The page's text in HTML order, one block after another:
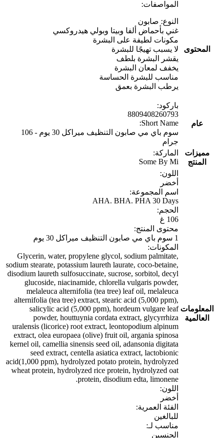
المحتوى
المواصفات:
النوع: صابون
غني بأحماض ألفا وبيتا وبولي هيدروكسي
مكونات لطيفة على البشرة
لا يسبب تهيجًا للبشرة
يقشر البشرة بلطف
يخفف لمعان البشرة
مناسب للبشرة الحساسة
يرطب البشرة بعمق
عام
باركود:
8809408260793
Short Name:
سوم باي مي صابون التنظيف ميراكل 30 يوم - 106
جرام
مميزات
المنتج
الماركة:
Some By Mi
المعلومات
العالمية
اللون:
أخضر
اسم المجموعة:
AHA. BHA. PHA 30 Days
الحجم:
106 غ
محتوى المنتج:
1 سوم باي مي صابون التنظيف ميراكل 30 يوم
المكونات:
Glycerin, water, propylene glycol, sodium palmitate,
sodium stearate, potassium laureth laurate, coco-betaine,
disodium laureth sulfosuccinate, sucrose, sorbitol, decyl
glucoside, niacinamide, chlorella vulgaris powder,
melaleuca alternifolia (tea tree) leaf oil, melaleuca
alternifolia (tea tree) extract, stearic acid (5,000 ppm),
salicylic acid (5,000 ppm), hordeum vulgare leaf
powder, houttuynia cordata extract, glycyrrhiza
uralensis (licorice) root extract, leontopodium alpinum
extract, olea europaea (olive) fruit oil, argania spinosa
kernel oil, camellia sinensis seed oil, adansonia digitata
seed extract, centella asiatica extract, lactobionic
acid(1,000 ppm), hydrolyzed potato protein, hydrolyzed
wheat protein, hydrolyzed rice protein, hydrolyzed oat
protein, disodium edta, limonene.
اللون:
أخضر
الفئة العمرية:
للبالغين
مناسب لـ:
الجنسين